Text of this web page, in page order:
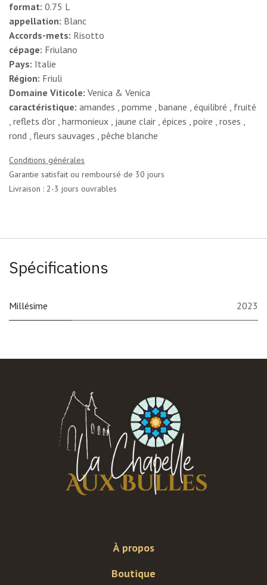
format: 0.75 L
appellation: Blanc
Accords-mets: Risotto
cépage: Friulano
Pays: Italie
Région: Friuli
Domaine Viticole: Venica & Venica
caractéristique: amandes , pomme , banane , équilibré , fruité
, reflets d'or , harmonieux , jaune clair , épices , poire , roses ,
rond , fleurs sauvages , pêche blanche
Conditions générales
Garantie satisfait ou remboursé de 30 jours
Livraison : 2-3 jours ouvrables
Spécifications
Millésime 2023
À propos
Boutique